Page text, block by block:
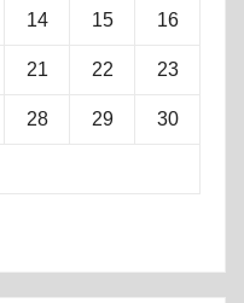
14 15 16
21 22 23
28 29 30